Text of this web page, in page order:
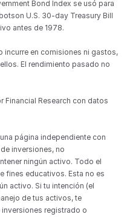
Bond Index se usó para
U.S. 30-day Treasury Bill
antes de 1978.
incurre en comisiones ni gastos,
El rendimiento pasado no
Financial Research con datos
página independiente con
inversiones, no
ningún activo. Todo el
fines educativos. Esta no es
activo. Si tu intención (el
de tus activos, te
registrado o